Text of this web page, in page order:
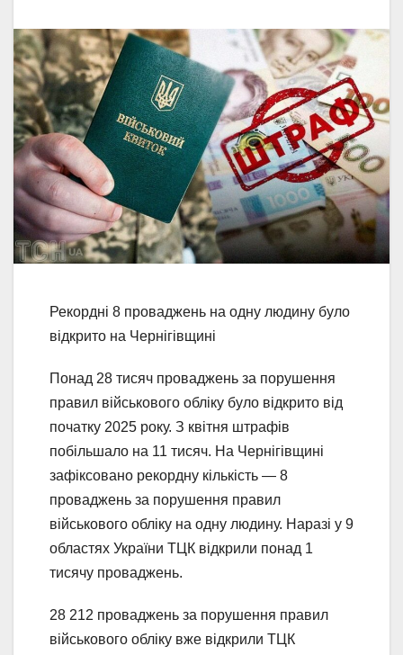
Рекордні 8 проваджень на одну людину було
відкрито на Чернігівщині
Понад 28 тисяч проваджень за порушення
правил військового обліку було відкрито від
початку 2025 року. З квітня штрафів
побільшало на 11 тисяч. На Чернігівщині
зафіксовано рекордну кількість — 8
проваджень за порушення правил
військового обліку на одну людину. Наразі у 9
областях України ТЦК відкрили понад 1
тисячу проваджень.
28 212 проваджень за порушення правил
військового обліку вже відкрили ТЦК